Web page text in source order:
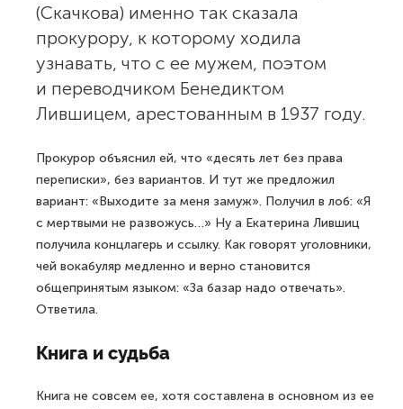
(Скачкова) именно так сказала
прокурору, к которому ходила
узнавать, что с ее мужем, по­этом
и переводчиком Бенедиктом
Лившицем, арестованным в 1937 году.
Прокурор объяснил ей, что «десять лет без права
переписки», без вариантов. И тут же предложил
вариант: «Выходите за меня замуж». Получил в лоб: «Я
с мертвыми не развожусь…» Ну а Екатерина Лившиц
получила концлагерь и ссылку. Как говорят уголовники,
чей вокабуляр медленно и верно становится
общепринятым языком: «За базар надо отвечать».
Ответила.
Книга и судьба
Книга не совсем ее, хотя составлена в основном из ее